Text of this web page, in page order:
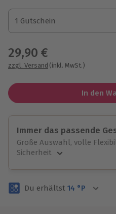
1 Gutschein
1 Gutschein
1 Gutschein
29,90 €
zzgl. Versand (inkl. MwSt.)
In den
Immer das passende
Große Auswahl, volle
Sicherheit
Volle Flexibilität
Du erhältst 14 °P